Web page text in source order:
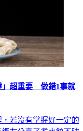
」超重要 做錯1事就
若沒有掌握好一定的